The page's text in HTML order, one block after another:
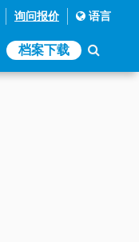
询问报价 语言
档案下载